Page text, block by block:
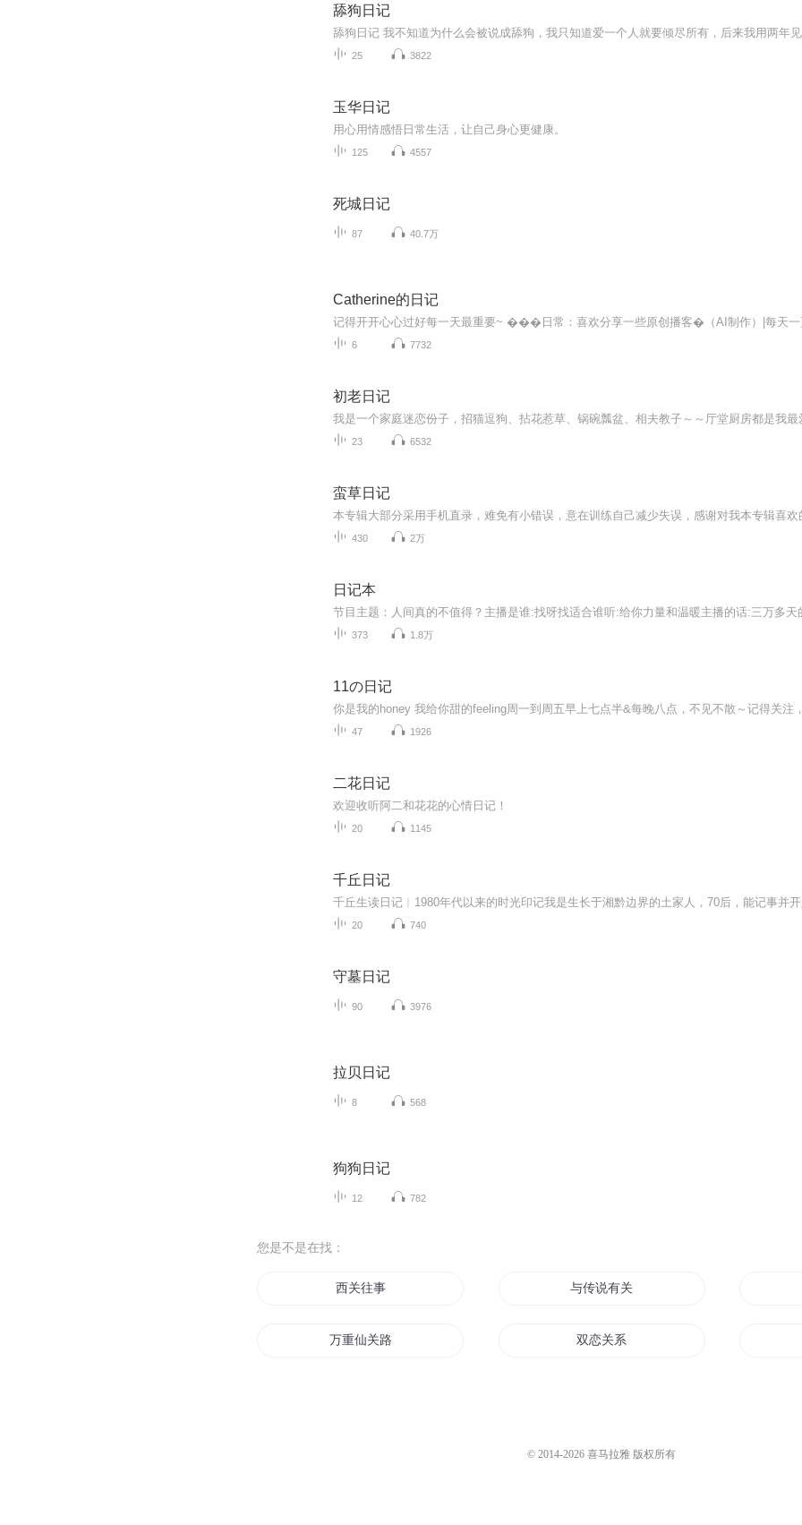
舔狗日记
25 3822
玉华日记
用心用情感悟日常生活，让自己身心更健康。
125 4557
死城日记
87 40.7万
Catherine的日记
6 7732
初老日记
23 6532
蛮草日记
430 2万
日记本
节目主题：人间真的不值得？主播是谁:找呀找适合谁听:给你力量和温暖主播的话:三万多天
373 1.8万
11の日记
47 1926
二花日记
欢迎收听阿二和花花的心情日记！
20 1145
千丘日记
20 740
守墓日记
90 3976
拉贝日记
8 568
狗狗日记
12 782
您是不是在找：
西关往事 与传说有关
万重仙关路 双恋关系
© 2014-2026 喜马拉雅 版权所有